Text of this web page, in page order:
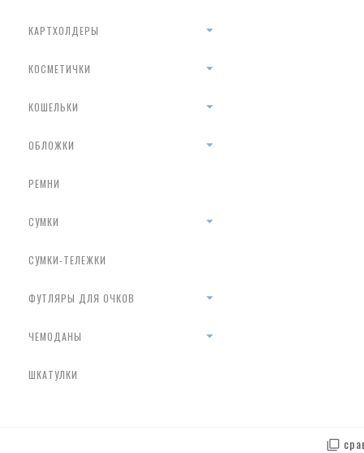
КАРТХОЛДЕРЫ
КОСМЕТИЧКИ
КОШЕЛЬКИ
ОБЛОЖКИ
РЕМНИ
СУМКИ
СУМКИ-ТЕЛЕЖКИ
ФУТЛЯРЫ ДЛЯ ОЧКОВ
ЧЕМОДАНЫ
ШКАТУЛКИ